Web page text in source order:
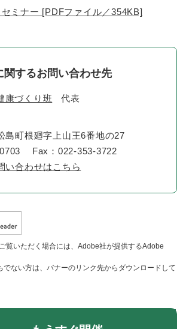
ミナー [PDFファイル／354KB]
関するお問い合わせ先
康づくり班 代表
島町根廻字上山王6番地の27
Fax：022-353-3722
い合わせはこちら
覧いただく場合には、Adobe社が提供するAdobe
ない方は、バナーのリンク先からダウンロードして